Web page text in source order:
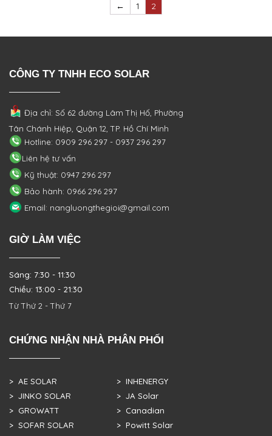
← 1 2
CÔNG TY TNHH ECO SOLAR
Địa chỉ: Số 62 đường Lâm Thị Hố, Phường
Tân Chánh Hiệp, Quận 12, TP. Hồ Chí Minh
Hotline: 0909 296 297 - 0937 296 297
Liên hệ tư vấn
Kỹ thuật: 0947 296 297
Bảo hành: 0966 296 297
Email: nangluongthegioi@gmail.com
GIỜ LÀM VIỆC
Sáng: 7:30 - 11:30
Chiều: 13:00 - 21:30
Từ Thứ 2 - Thứ 7
CHỨNG NHẬN NHÀ PHÂN PHỐI
> AE SOLAR
> JINKO SOLAR
> GROWATT
> SOFAR SOLAR
> INHENERGY
> JA Solar
> Canadian
> Powitt Solar